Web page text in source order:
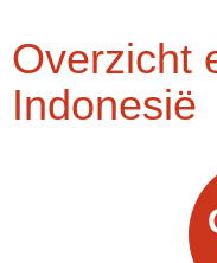
Overzicht
Indonesië